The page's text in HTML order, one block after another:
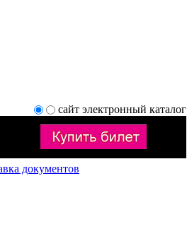
сайт электронный каталог
документов